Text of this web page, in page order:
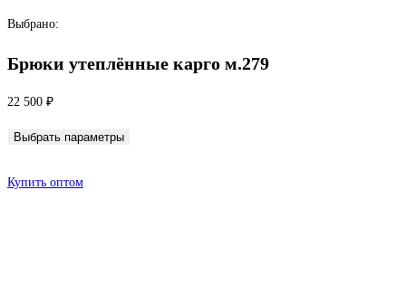
Перейти
содержимому
Выбрано:
Брюки утеплённые карго м.279
22 500 ₽
Выбрать параметры
Купить оптом